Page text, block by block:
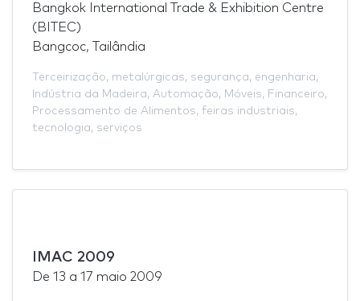
Bangkok International Trade & Exhibition Centre
(BITEC)
Bangcoc, Tailândia
Terceirização, metalúrgicas, segurança, engenharia,
Indústria da Madeira, Automação, Móveis, Financeiro,
Processamento de Alimentos, feiras industriais,
tecnologia, serviços
IMAC 2009
De 13 a 17 maio 2009